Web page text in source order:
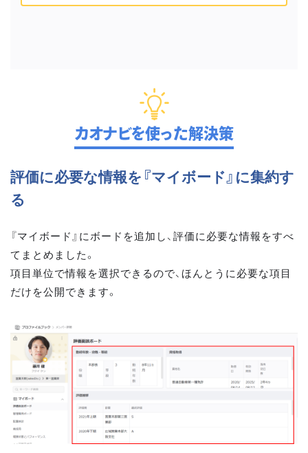
カオナビを使った解決策
評価に必要な情報を『マイボード』に集約す
る
『マイボード』にボードを追加し、評価に必要な情報をすべ
てまとめました。
項目単位で情報を選択できるので、ほんとうに必要な項目
だけを公開できます。